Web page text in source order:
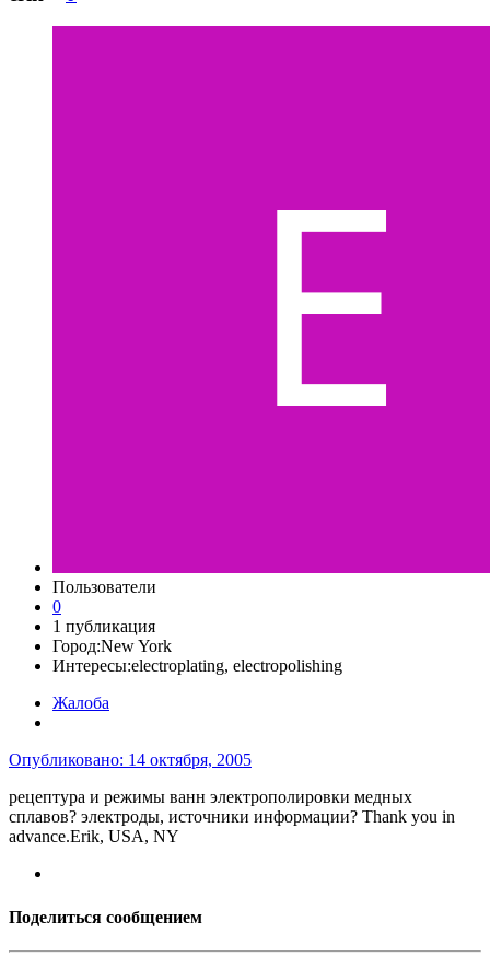
Пользователи
0
1 публикация
Город:New York
Интересы:electroplating, electropolishing
Жалоба
Опубликовано: 14 октября, 2005
рецептура и режимы ванн электрополировки медных
сплавов? электроды, источники информации? Thank you in
advance.Erik, USA, NY
Поделиться сообщением